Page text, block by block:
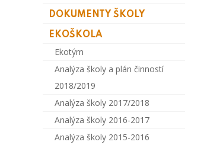
DOKUMENTY ŠKOLY
EKOŠKOLA
Ekotým
Analýza školy a plán činností
2018/2019
Analýza školy 2017/2018
Analýza školy 2016-2017
Analýza školy 2015-2016